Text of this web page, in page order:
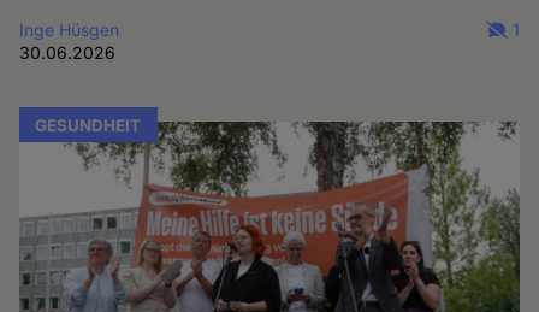
Inge Hüsgen
30.06.2026
1
GESUNDHEIT